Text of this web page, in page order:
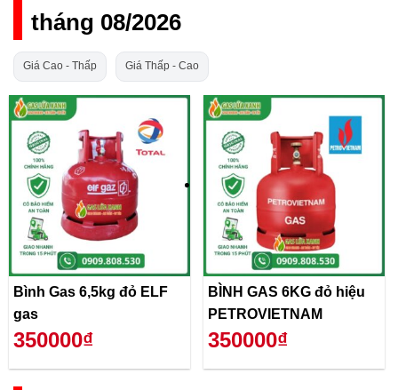
tháng 08/2026
Giá Cao - Thấp Giá Thấp - Cao
Bình Gas 6,5kg đỏ ELF
gas
350000₫
BÌNH GAS 6KG đỏ hiệu
PETROVIETNAM
350000₫